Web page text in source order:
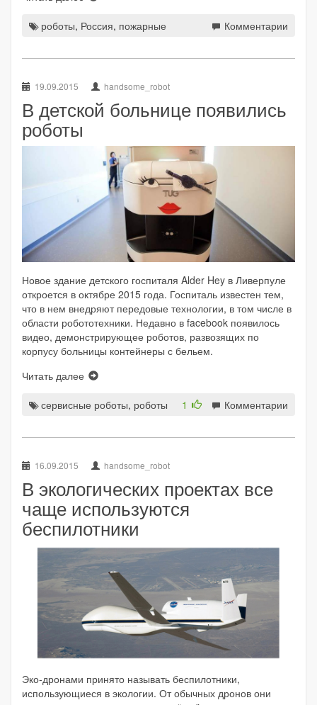
роботы, Россия, пожарные Комментарии
19.09.2015 handsome_robot
В детской больнице появились
роботы
Новое здание детского госпиталя Alder Hey в Ливерпуле
откроется в октябре 2015 года. Госпиталь известен тем,
что в нем внедряют передовые технологии, в том числе в
области робототехники. Недавно в facebook появилось
видео, демонстрирующее роботов, развозящих по
корпусу больницы контейнеры с бельем.
Читать далее
сервисные роботы, роботы Комментарии
1
16.09.2015 handsome_robot
В экологических проектах все
чаще используются
беспилотники
Эко-дронами принято называть беспилотники,
использующиеся в экологии. От обычных дронов они